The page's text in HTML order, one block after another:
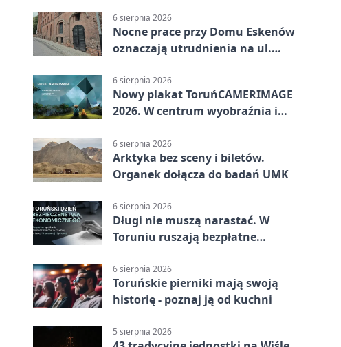
6 sierpnia 2026
Nocne prace przy Domu Eskenów
oznaczają utrudnienia na ul.
6 sierpnia 2026
Nowy plakat ToruńCAMERIMAGE
2026. W centrum wyobraźnia i
6 sierpnia 2026
Arktyka bez sceny i biletów.
Organek dołącza do badań UMK
6 sierpnia 2026
Długi nie muszą narastać. W
Toruniu ruszają bezpłatne
6 sierpnia 2026
Toruńskie pierniki mają swoją
historię - poznaj ją od kuchni
5 sierpnia 2026